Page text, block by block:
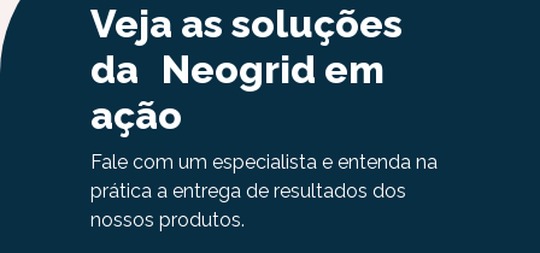
Veja as soluções
da Neogrid em
ação
Fale com um especialista e entenda na
prática a entrega de resultados dos
nossos produtos.